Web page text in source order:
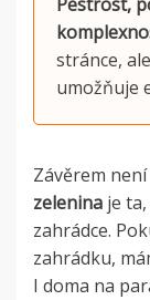
stránce,
umožňuje
Závěrem
zelenina je
zahrádce.
zahrádku,
I doma na